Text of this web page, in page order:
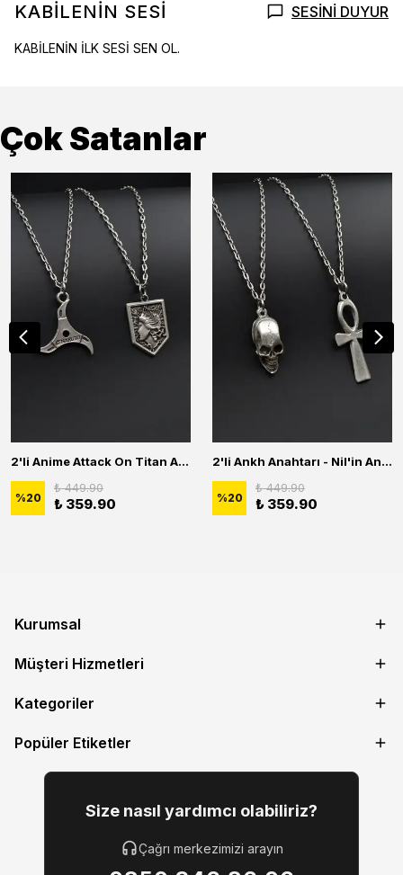
KABİLENİN SESİ SESİNİ DUYUR
KABİLENİN İLK SESİ SEN OL.
Çok Satanlar
2'li Anime Attack On Titan Acrylic Maria Anime Naruto Erkek Kadın Kolye Seti
%20
₺ 449.90
₺ 359.90
2'li Ankh Anahtarı - Nil'in Anahtarı - Kuru Kafa Erkek Kadın Kolye Seti
%20
₺ 449.90
₺ 359.90
Kurumsal
Müşteri Hizmetleri
Kategoriler
Popüler Etiketler
Size nasıl yardımcı olabiliriz?
Çağrı merkezimizi arayın